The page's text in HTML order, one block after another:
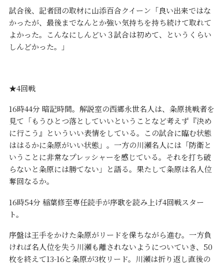
試合後、記者団の取材に山添百合クイーン「良い出来ではな
かったが、最後までなんとか強い気持ちを持ち続けて取れて
よかった。こんなにしんどい３試合は初めて、というくらい
しんどかった。」
★4回戦
16時44分 暗記時間。解説室の西郷永世名人は、粂原挑戦者を
見て「もうひとつ落としていいということなど考えず『決め
に行こう』といういい表情をしている。この試合に臨む状態
ははるかに粂原がいい状態」。一方の川瀬名人には「防衛と
いうことに非常なプレッシャーを感じている。それを打ち破
らないと粂原には勝てない」と語る。果たして粂原は名人位
奪回なるか。
16時54分 稲葉修至専任読手が序歌を読み上げ4回戦スター
ト。
序盤は王手をかけた粂原がリードを保ちながら進む。一方負
ければ名人位を失う川瀬も離されないようについていき、50
枚を終えて13-16と粂原が3枚リード。川瀬は折り返し直後の